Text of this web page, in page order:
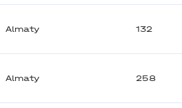
Almaty 132
Almaty 258